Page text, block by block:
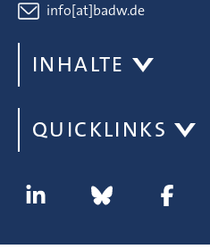
info[at]badw.de
INHALTE
QUICKLINKS